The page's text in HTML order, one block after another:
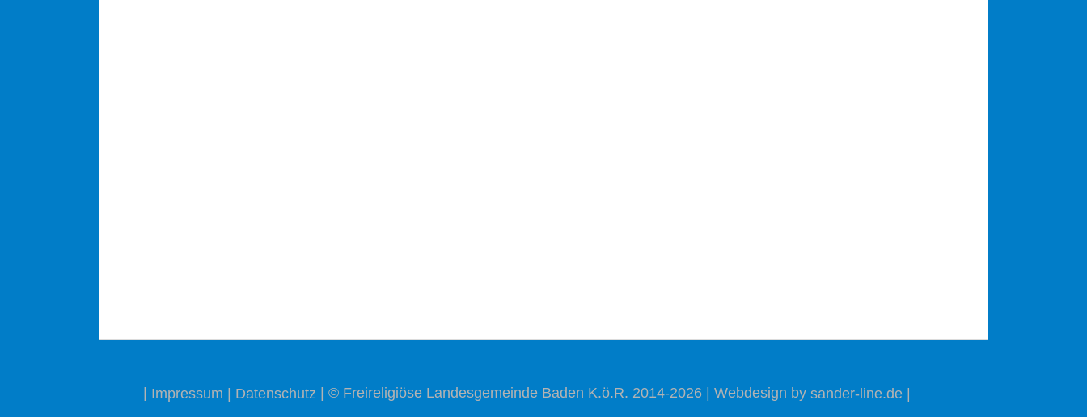
| Impressum | Datenschutz | © Freireligiöse Landesgemeinde Baden K.ö.R. 2014-2026 | Webdesign by sander-line.de |